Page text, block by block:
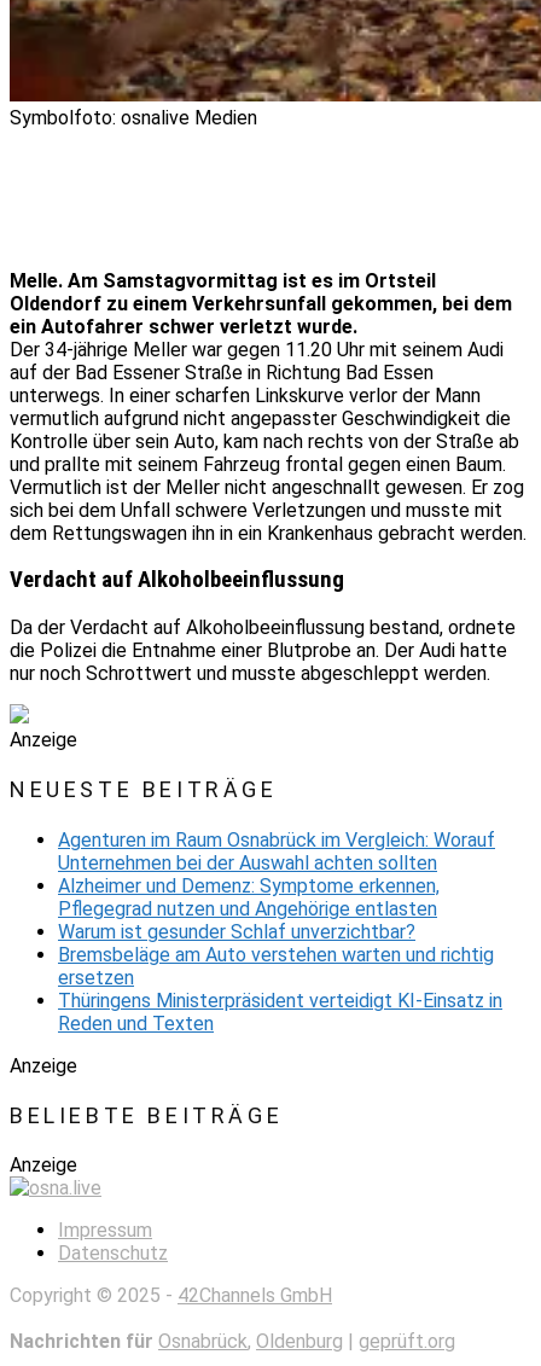
Symbolfoto: osnalive Medien
Melle. Am Samstagvormittag ist es im Ortsteil
Oldendorf zu einem Verkehrsunfall gekommen, bei dem
ein Autofahrer schwer verletzt wurde.
Der 34-jährige Meller war gegen 11.20 Uhr mit seinem Audi
auf der Bad Essener Straße in Richtung Bad Essen
unterwegs. In einer scharfen Linkskurve verlor der Mann
vermutlich aufgrund nicht angepasster Geschwindigkeit die
Kontrolle über sein Auto, kam nach rechts von der Straße ab
und prallte mit seinem Fahrzeug frontal gegen einen Baum.
Vermutlich ist der Meller nicht angeschnallt gewesen. Er zog
sich bei dem Unfall schwere Verletzungen und musste mit
dem Rettungswagen ihn in ein Krankenhaus gebracht werden.
Verdacht auf Alkoholbeeinflussung
Da der Verdacht auf Alkoholbeeinflussung bestand, ordnete
die Polizei die Entnahme einer Blutprobe an. Der Audi hatte
nur noch Schrottwert und musste abgeschleppt werden.
Anzeige
NEUESTE BEITRÄGE
Agenturen im Raum Osnabrück im Vergleich: Worauf
Unternehmen bei der Auswahl achten sollten
Alzheimer und Demenz: Symptome erkennen,
Pflegegrad nutzen und Angehörige entlasten
Warum ist gesunder Schlaf unverzichtbar?
Bremsbeläge am Auto verstehen warten und richtig
ersetzen
Thüringens Ministerpräsident verteidigt KI-Einsatz in
Reden und Texten
Anzeige
BELIEBTE BEITRÄGE
Anzeige
Impressum
Datenschutz
Copyright © 2025 - 42Channels GmbH
Nachrichten für Osnabrück, Oldenburg | geprüft.org